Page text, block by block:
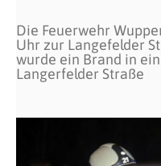
Die Feuerwehr
Uhr zur Langefelder
wurde ein Brand in
Langerfelder Straße